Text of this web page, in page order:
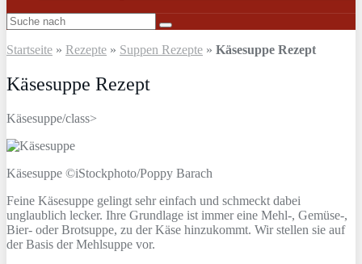
Startseite » Rezepte » Suppen Rezepte » Käsesuppe Rezept
Käsesuppe Rezept
Käsesuppe/class>
Käsesuppe ©iStockphoto/Poppy Barach
Feine Käsesuppe gelingt sehr einfach und schmeckt dabei
unglaublich lecker. Ihre Grundlage ist immer eine Mehl-, Gemüse-,
Bier- oder Brotsuppe, zu der Käse hinzukommt. Wir stellen sie auf
der Basis der Mehlsuppe vor.